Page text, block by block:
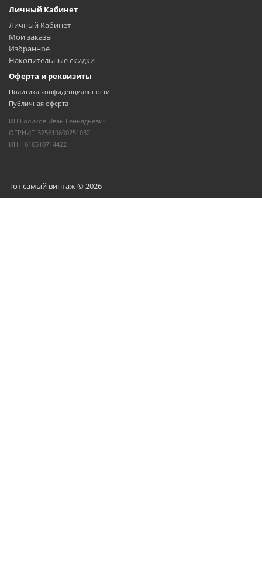
Личный Кабинет
Личный Кабинет
Мои заказы
Избранное
Накопительные скидки
Оферта и реквизиты
Политика конфиденциальности
Публичная оферта
ИП Голиков Иван Геннадьевич
ОГРНИП 325619600251032
ИНН 616510714422
Тот самый винтаж © 2026